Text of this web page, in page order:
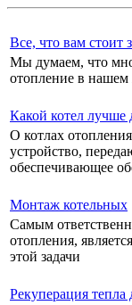
Все, что вам стоит
Мы думаем, что
отопление в нашем
Какой котел лучше
О котлах
устройство,
обеспечивающее
Монтаж котельных
Самым
отопления,
этой задачи
Рекуперация